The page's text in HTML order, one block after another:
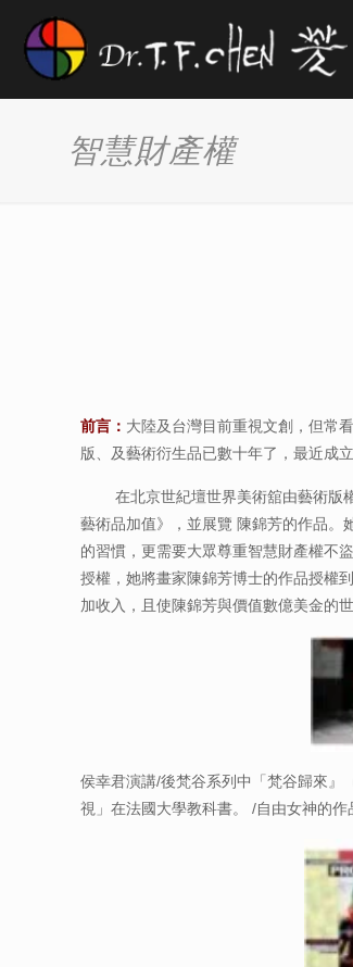
智慧財產權
前言： 大陸及台灣目前重視文創，但常
版、及藝術衍生品已數十年了，最近成
在北京世紀壇世界美術舘由藝術版權
藝術品加值》，並展覽 陳錦芳的作品
的習慣，更需要大眾尊重智慧財產權不
授權，她將畫家陳錦芳博士的作品授權
加收入，且使陳錦芳與價值數億美金的
侯幸君演講/後梵谷系列中「梵谷歸來』
視」在法國大學教科書。 /自由女神的